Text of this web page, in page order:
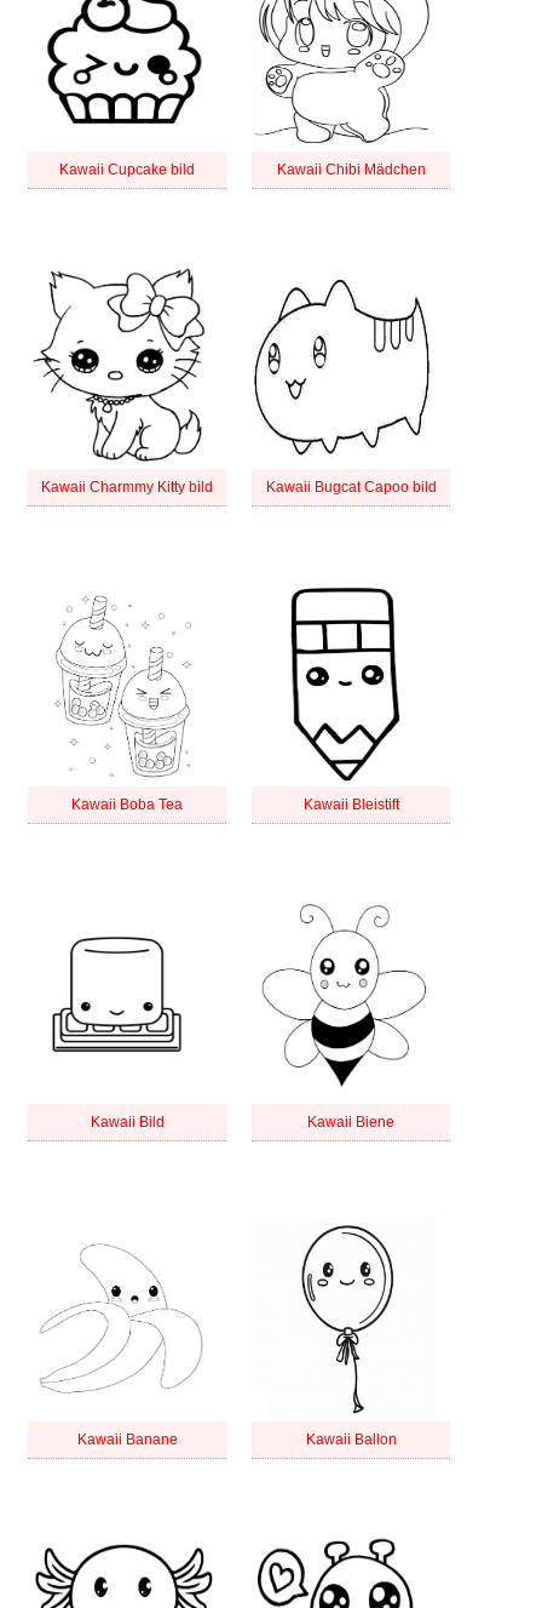
Kawaii Cupcake bild Kawaii Chibi Mädchen
Kawaii Charmmy Kitty bild Kawaii Bugcat Capoo bild
Kawaii Boba Tea Kawaii Bleistift
Kawaii Bild Kawaii Biene
Kawaii Banane Kawaii Ballon